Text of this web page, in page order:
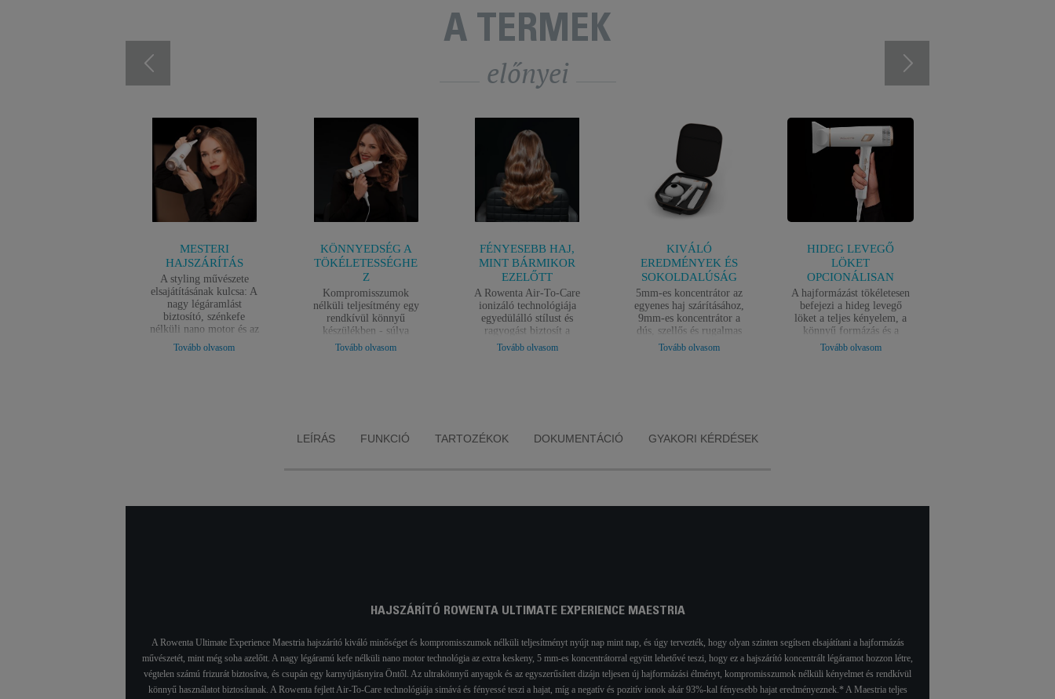
A TERMÉK
előnyei
MESTERI
HAJSZÁRÍTÁS
A styling művészete
elsajátításának kulcsa: A
nagy légáramlást
biztosító, szénkefe
nélküli nano motor és az
extra keskeny, 5 mm-es
koncentrátor
Tovább olvasom
KÖNNYEDSÉG A
TÖKÉLETESSÉGHE
Z
Kompromisszumok
nélküli teljesítmény egy
rendkívül könnyű
készülékben - súlya
mindössze 385 g. Ez a
hajformázást biztosít.
Tovább olvasom
FÉNYESEBB HAJ,
MINT BÁRMIKOR
EZELŐTT
A Rowenta Air-To-Care
ionizáló technológiája
egyedülálló stílust és
ragyogást biztosít a
pozitív és negatív ionok
Tovább olvasom
KIVÁLÓ
EREDMÉNYEK ÉS
SOKOLDALÚSÁG
5mm-es koncentrátor az
egyenes haj szárításához,
9mm-es koncentrátor a
dús, szellős és rugalmas
hajért és diffúzor szép
Tovább olvasom
HIDEG LEVEGŐ
LÖKET
OPCIONÁLISAN
A hajformázást tökéletesen
befejezi a hideg levegő
löket a teljes kényelem, a
könnyű formázás és a
hosszan tartó frizura
Tovább olvasom
LEÍRÁS FUNKCIÓ TARTOZÉKOK DOKUMENTÁCIÓ GYAKORI KÉRDÉSEK
HAJSZÁRÍTÓ ROWENTA ULTIMATE EXPERIENCE MAESTRIA
A Rowenta Ultimate Experience Maestria hajszárító kiváló minőséget és kompromisszumok nélküli teljesítményt nyújt nap mint nap, és úgy tervezték, hogy olyan szinten segítsen elsajátítani a hajformázás
művészetét, mint még soha azelőtt. A nagy légáramú kefe nélküli nano motor technológia az extra keskeny, 5 mm-es koncentrátorral együtt lehetővé teszi, hogy ez a hajszárító koncentrált légáramot hozzon létre,
végtelen számú frizurát biztosítva, és csupán egy karnyújtásnyira Öntől. Az ultrakönnyű anyagok és az egyszerűsített dizájn teljesen új hajformázási élményt, kompromisszumok nélküli kényelmet és rendkívül
könnyű használatot biztosítanak. A Rowenta fejlett Air-To-Care technológiája simává és fényessé teszi a hajat, míg a negatív és pozitív ionok akár 93%-kal fényesebb hajat eredményeznek.* A Maestria teljes